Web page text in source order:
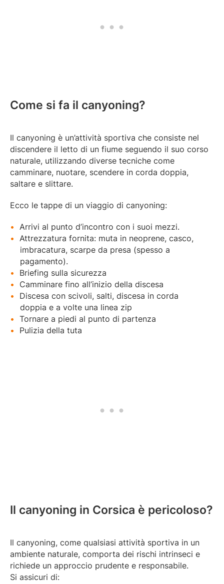
Come si fa il canyoning?
Il canyoning è un’attività sportiva che consiste nel
discendere il letto di un fiume seguendo il suo corso
naturale, utilizzando diverse tecniche come
camminare, nuotare, scendere in corda doppia,
saltare e slittare.
Ecco le tappe di un viaggio di canyoning:
Arrivi al punto d’incontro con i suoi mezzi.
Attrezzatura fornita: muta in neoprene, casco,
imbracatura, scarpe da presa (spesso a
pagamento).
Briefing sulla sicurezza
Camminare fino all’inizio della discesa
Discesa con scivoli, salti, discesa in corda
doppia e a volte una linea zip
Tornare a piedi al punto di partenza
Pulizia della tuta
Il canyoning in Corsica è pericoloso?
Il canyoning, come qualsiasi attività sportiva in un
ambiente naturale, comporta dei rischi intrinseci e
richiede un approccio prudente e responsabile.
Si assicuri di: